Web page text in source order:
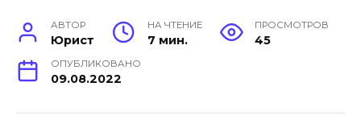
АВТОР
Юрист
НА ЧТЕНИЕ
7 мин.
ПРОСМОТРОВ
45
ОПУБЛИКОВАНО
09.08.2022